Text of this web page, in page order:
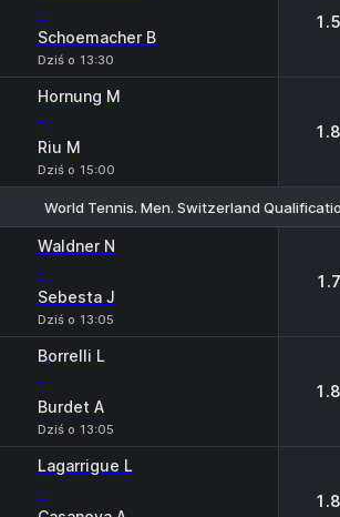
-
Schoemacher B
Dziś o 13:30
Hornung M
-
Riu M
Dziś o 15:00
World Tennis. Men. Switzerland
Waldner N
-
Sebesta J
Dziś o 13:05
Borrelli L
-
Burdet A
Dziś o 13:05
Lagarrigue L
-